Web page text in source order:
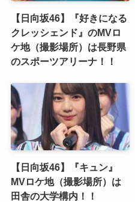
【日向坂46】『好きになる
クレッシェンド』のMVロ
ケ地（撮影場所）は長野県
のスポーツアリーナ！！
【日向坂46】『キュン』
MVロケ地（撮影場所）は
田舎の大学構内！！